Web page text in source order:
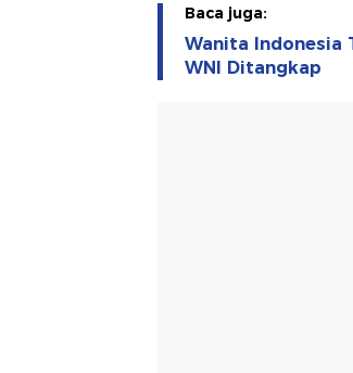
Baca juga:
Wanita Indonesia
WNI Ditangkap